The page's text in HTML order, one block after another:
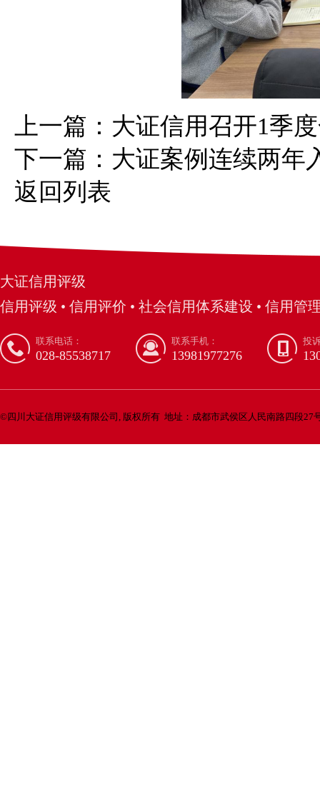
上一篇： 大证信用召开1季
下一篇： 大证案例连续两年
返回列表
大证信用评级
信用评级 • 信用评价 • 社会信用体系建设 • 信用管
联系电话：
028-85538717
联系手机：
13981977276
投
©四川大证信用评级有限公司, 版权所有 地址：成都市武侯区人民南路四段27